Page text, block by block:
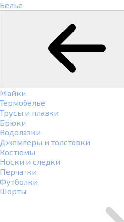
Белье
Майки
Термобелье
Трусы и плавки
Брюки
Водолазки
Джемперы и толстовки
Костюмы
Носки и следки
Перчатки
Футболки
Шорты